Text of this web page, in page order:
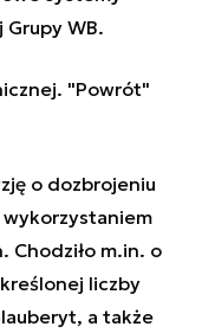
WB.
"Powrót"
o dozbrojeniu
Chodziło m.in. o
liczby
a także